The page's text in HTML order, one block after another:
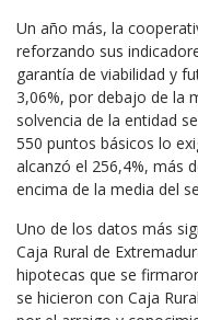
Un año más, la
reforzando sus
garantía de viabilidad y
3,06%, por debajo de la
solvencia de la entidad
550 puntos básicos lo
alcanzó el 256,4%, más
encima de la media del
Uno de los datos más
Caja Rural de
hipotecas que se
se hicieron con Caja